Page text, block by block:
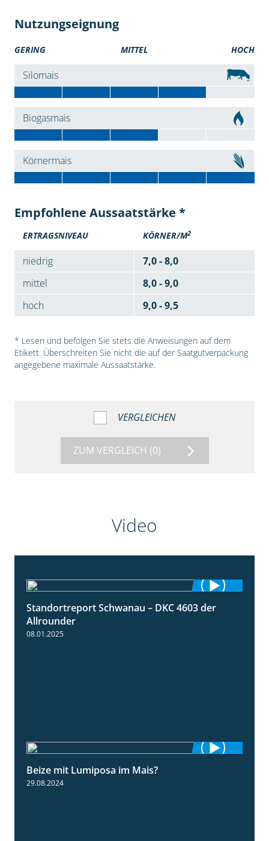
Nutzungseignung
GERING MITTEL HOCH
Silomais
Biogasmais
Körnermais
Empfohlene Aussaatstärke *
ERTRAGSNIVEAU KÖRNER/M2
niedrig
7,0 - 8,0
mittel
8,0 - 9,0
hoch
9,0 - 9,5
* Lesen und befolgen Sie stets die Anweisungen auf dem
Etikett. Überschreiten Sie nicht die auf der Saatgutverpackung
angegebene maximale Aussaatstärke.
VERGLEICHEN
ZUM VERGLEICH (0)
Video
1:17
Standortreport Schwanau – DKC 4603 der
Allrounder
08.01.2025
Beize mit Lumiposa im Mais?
29.08.2024